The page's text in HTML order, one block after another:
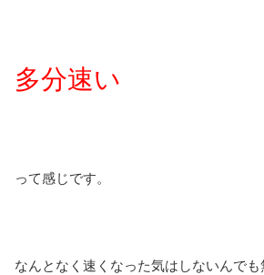
多分速い
って感じです。
なんとなく速くなった気はしないんで